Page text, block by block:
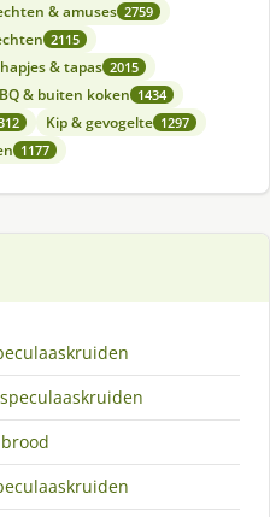
& amuses 2759
2115
& tapas 2015
& buiten koken 1434
Kip & gevogelte 1297
1177